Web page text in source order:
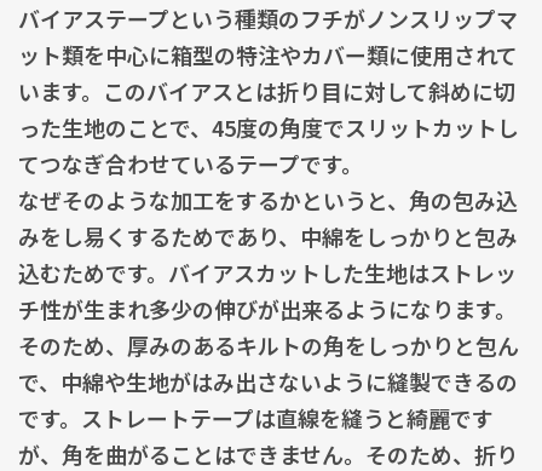
バイアステープという種類のフチがノンスリップマ
ット類を中心に箱型の特注やカバー類に使用されて
います。このバイアスとは折り目に対して斜めに切
った生地のことで、45度の角度でスリットカットし
てつなぎ合わせているテープです。
なぜそのような加工をするかというと、角の包み込
みをし易くするためであり、中綿をしっかりと包み
込むためです。バイアスカットした生地はストレッ
チ性が生まれ多少の伸びが出来るようになります。
そのため、厚みのあるキルトの角をしっかりと包ん
で、中綿や生地がはみ出さないように縫製できるの
です。ストレートテープは直線を縫うと綺麗です
が、角を曲がることはできません。そのため、折り